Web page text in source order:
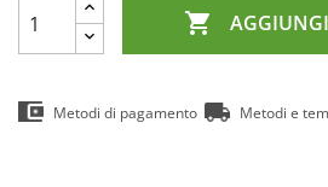

Metodi di pagamento Metodi e